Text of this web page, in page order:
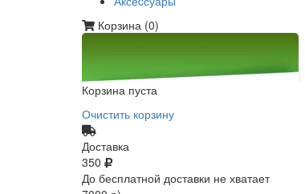
Корзина (0)
Корзина пуста
Очистить корзину
Доставка
350
До бесплатной доставки не хватает